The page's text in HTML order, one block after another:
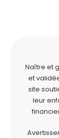
Naître et
et
site
leur